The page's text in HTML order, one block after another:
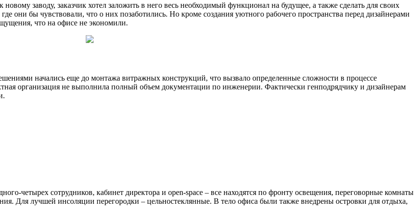
заводу, заказчик хотел заложить в него весь необходимый функционал на будущее, а также сделать для своих
они бы чувствовали, что о них позаботились. Но кроме создания уютного рабочего пространства перед дизайнерами
что на офисе не экономили.
начались еще до монтажа витражных конструкций, что вызвало определенные сложности в процессе
организация не выполнила полный объем документации по инженерии. Фактически генподрядчику и дизайнерам
четырех сотрудников, кабинет директора и open-space – все находятся по фронту освещения, переговорные комнаты
Для лучшей инсоляции перегородки – цельностеклянные. В тело офиса были также внедрены островки для отдыха,